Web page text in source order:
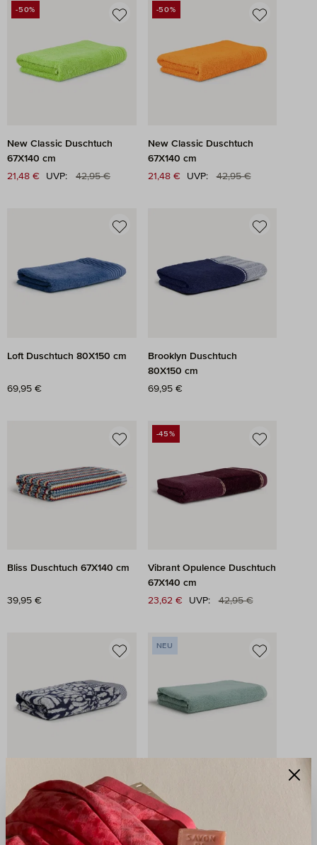
RABATT
-50%
New Classic Duschtuch
67X140 cm
Verkaufspreis:
21,48 € UVP: Regulärer Preis:
42,95 €
RABATT
-50%
New Classic Duschtuch
67X140 cm
Verkaufspreis:
21,48 € UVP: Regulärer Preis:
42,95 €
Loft Duschtuch 80X150 cm
Regulärer Preis:
69,95 €
Brooklyn Duschtuch
80X150 cm
Regulärer Preis:
69,95 €
Bliss Duschtuch 67X140 cm
Regulärer Preis:
39,95 €
RABATT
-45%
Vibrant Opulence Duschtuch
67X140 cm
Verkaufspreis:
23,62 € UVP: Regulärer Preis:
42,95 €
Brooklyn Duschtuch
80X150 cm
Regulärer Preis:
69,95 €
NEU
67X140 cm
Regulärer Preis:
39,95 €